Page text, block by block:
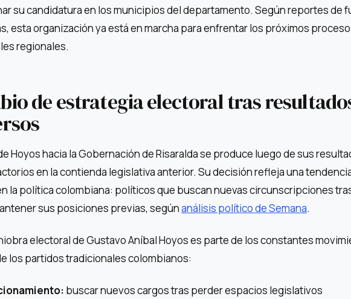
su candidatura en los municipios del departamento. Según reportes de
esta organización ya está en marcha para enfrentar los próximos
regionales.
de estrategia electoral tras
Hoyos hacia la Gobernación de Risaralda se produce luego de sus
en la contienda legislativa anterior. Su decisión refleja una
la política colombiana: políticos que buscan nuevas circunscripciones
sus posiciones previas, segúnanálisis político de Semana.
electoral de Gustavo Aníbal Hoyos es parte de los constantes
los partidos tradicionales colombianos:
buscar nuevos cargos tras perder espacios legislativos